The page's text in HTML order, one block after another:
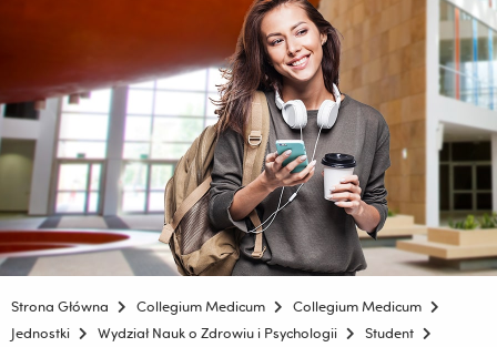
Strona Główna Collegium Medicum
Collegium Medicum
Jednostki
Wydział Nauk o Zdrowiu i Psychologii
Student